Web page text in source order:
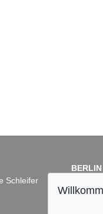
Schleifer
BERLIN